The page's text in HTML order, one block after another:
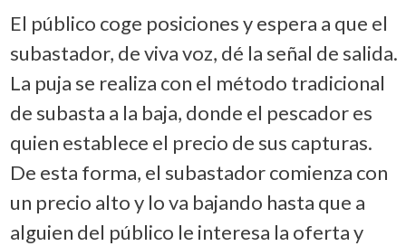
El público coge posiciones y espera a que el
subastador, de viva voz, dé la señal de salida.
La puja se realiza con el método tradicional
de subasta a la baja, donde el pescador es
quien establece el precio de sus capturas.
De esta forma, el subastador comienza con
un precio alto y lo va bajando hasta que a
alguien del público le interesa la oferta y